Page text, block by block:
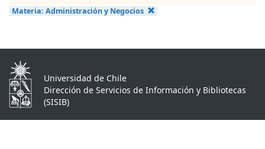
Materia: Administración y Negocios
Universidad de Chile
Dirección de Servicios de Información y Bibliotecas
(SISIB)